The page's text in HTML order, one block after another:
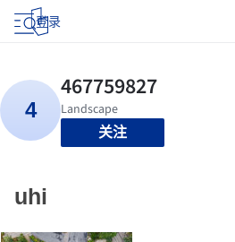
登录
关注
uhi